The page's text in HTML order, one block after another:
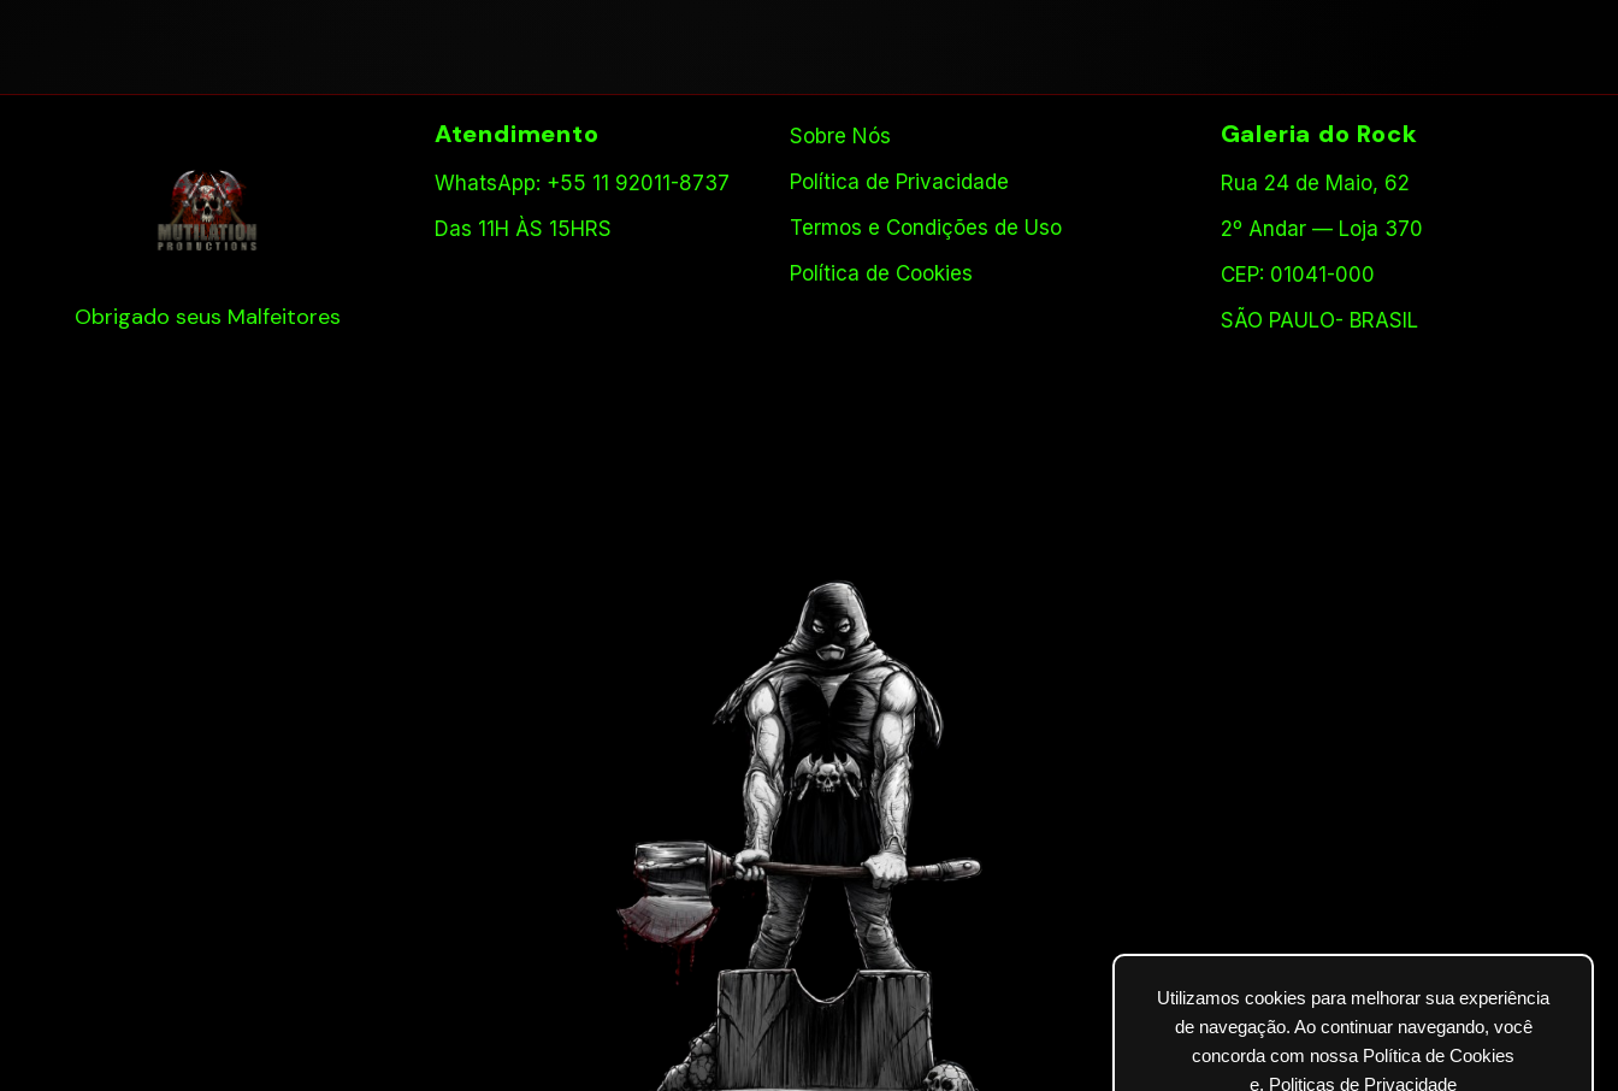
Utilizamos cookies para melhorar sua experiência
de navegação. Ao continuar navegando, você
concorda com nossa Política de Cookies
e. Politicas de Privacidade
Obrigado seus Malfeitores
Atendimento
WhatsApp: +55 11 92011-8737
Das 11H ÀS 15HRS
Sobre Nós
Política de Privacidade
Termos e Condições de Uso
Política de Cookies
Galeria do Rock
Rua 24 de Maio, 62
2º Andar — Loja 370
CEP: 01041-000
SÃO PAULO- BRASIL